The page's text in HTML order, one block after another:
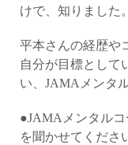
けで、知りました。
平本さんの経歴や
自分が目標として
い、JAMAメンタ
●JAMAメンタル
を聞かせてくださ